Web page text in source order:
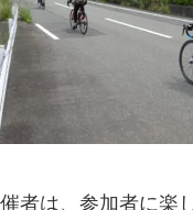
者は、参加者に楽